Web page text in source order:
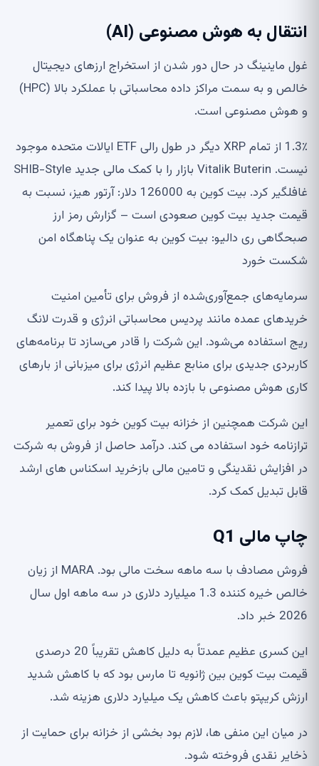
انتقال به هوش مصنوعی (AI)
غول ماینینگ در حال دور شدن از استخراج ارزهای دیجیتال
خالص و به سمت مراکز داده محاسباتی با عملکرد بالا (HPC)
و هوش مصنوعی است.
1.3٪ از تمام XRP دیگر در طول رالی ETF ایالات متحده موجود
نیست. Vitalik Buterin بازار را با کمک مالی جدید SHIB-Style
غافلگیر کرد. بیت کوین به 126000 دلار: آرتور هیز، نسبت به
قیمت جدید بیت کوین صعودی است – گزارش رمز ارز
صبحگاهی ری دالیو: بیت کوین به عنوان یک پناهگاه امن
شکست خورد
سرمایه‌های جمع‌آوری‌شده از فروش برای تأمین امنیت
خریدهای عمده مانند پردیس محاسباتی انرژی و قدرت لانگ
ریج استفاده می‌شود. این شرکت را قادر می‌سازد تا برنامه‌های
کاربردی جدیدی برای منابع عظیم انرژی برای میزبانی از بارهای
کاری هوش مصنوعی با بازده بالا پیدا کند.
این شرکت همچنین از خزانه بیت کوین خود برای تعمیر
ترازنامه خود استفاده می کند. درآمد حاصل از فروش به شرکت
در افزایش نقدینگی و تامین مالی بازخرید اسکناس های ارشد
قابل تبدیل کمک کرد.
چاپ مالی Q1
فروش مصادف با سه ماهه سخت مالی بود. MARA از زیان
خالص خیره کننده 1.3 میلیارد دلاری در سه ماهه اول سال
2026 خبر داد.
این کسری عظیم عمدتاً به دلیل کاهش تقریباً 20 درصدی
قیمت بیت کوین بین ژانویه تا مارس بود که با کاهش شدید
ارزش کریپتو باعث کاهش یک میلیارد دلاری هزینه شد.
در میان این منفی ها، لازم بود بخشی از خزانه برای حمایت از
ذخایر نقدی فروخته شود.